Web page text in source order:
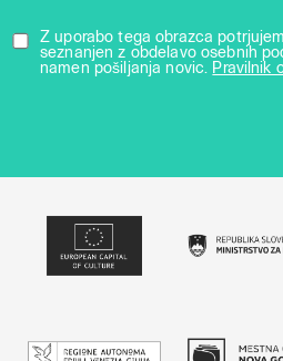
Z uporabo tega obrazca
seznanjen z obdelavo osebnih
namen pošiljanja novic. Pravilnik